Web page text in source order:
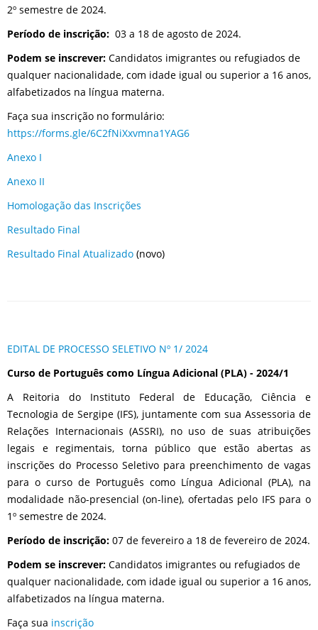
2º semestre de 2024.
Período de inscrição: 03 a 18 de agosto de 2024.
Podem se inscrever: Candidatos imigrantes ou refugiados de
qualquer nacionalidade, com idade igual ou superior a 16 anos,
alfabetizados na língua materna.
Faça sua inscrição no formulário:
https://forms.gle/6C2fNiXxvmna1YAG6
Anexo I
Anexo II
Homologação das Inscrições
Resultado Final
Resultado Final Atualizado (novo)
EDITAL DE PROCESSO SELETIVO Nº 1/ 2024
Curso de Português como Língua Adicional (PLA) - 2024/1
A Reitoria do Instituto Federal de Educação, Ciência e
Tecnologia de Sergipe (IFS), juntamente com sua Assessoria de
Relações Internacionais (ASSRI), no uso de suas atribuições
legais e regimentais, torna público que estão abertas as
inscrições do Processo Seletivo para preenchimento de vagas
para o curso de Português como Língua Adicional (PLA), na
modalidade não-presencial (on-line), ofertadas pelo IFS para o
1º semestre de 2024.
Período de inscrição: 07 de fevereiro a 18 de fevereiro de 2024.
Podem se inscrever: Candidatos imigrantes ou refugiados de
qualquer nacionalidade, com idade igual ou superior a 16 anos,
alfabetizados na língua materna.
Faça sua inscrição